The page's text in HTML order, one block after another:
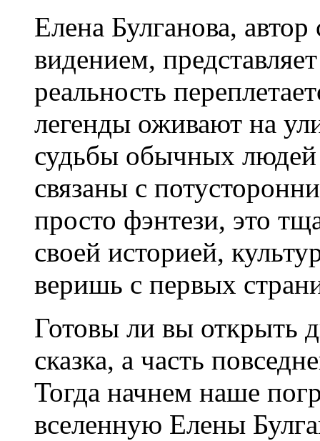
Елена Булганова,
видением,
реальность
легенды оживают на
судьбы обычных людей
связаны с
просто фэнтези, это
своей историей,
веришь с первых
Готовы ли вы открыть
сказка, а часть
Тогда начнем наше
вселенную Елены